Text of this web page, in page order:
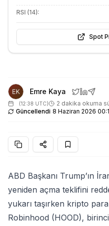
RSI (14):
Spot
Emre Kaya
(12:38 UTC)
2 dakika okuma
Güncellendi 8 Haziran 2026
ABD Başkanı Trump’ın
yeniden açma teklifini
yukarı taşırken kripto
Robinhood (HOOD),